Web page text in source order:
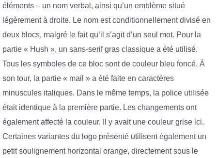
éléments – un nom verbal, ainsi qu’un emblème situé
légèrement à droite. Le nom est conditionnellement divisé en
deux blocs, malgré le fait qu’il s’agit d’un seul mot. Pour la
partie « Hush », un sans-serif gras classique a été utilisé.
Tous les symboles de ce bloc sont de couleur bleu foncé. À
son tour, la partie « mail » a été faite en caractères
minuscules italiques. Dans le même temps, la police utilisée
était identique à la première partie. Les changements ont
également affecté la couleur. Il y avait une couleur grise ici.
Certaines variantes du logo présenté utilisent également un
petit soulignement horizontal orange, directement sous le